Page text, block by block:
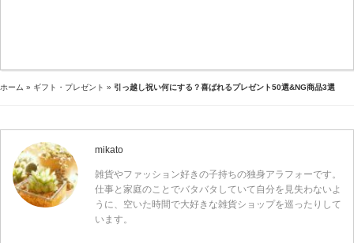
ホーム » ギフト・プレゼント » 引っ越し祝い何にする？喜ばれるプレゼント50選&NG商品3選
mikato
雑貨やファッション好きの子持ちの独身アラフォーです。
仕事と家庭のことでバタバタしていて自分を見失わないよ
うに、空いた時間で大好きな雑貨ショップを巡ったりして
います。